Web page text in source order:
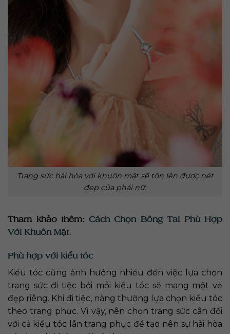
Trang sức hài hòa với khuôn mặt sẽ tôn lên được nét
đẹp của phái nữ.
Tham khảo thêm: Cách Chọn Bông Tai Phù Hợp
Với Khuôn Mặt.
Phù hợp với kiểu tóc
Kiểu tóc cũng ảnh hưởng nhiều đến việc lựa chọn
trang sức đi tiệc bởi mỗi kiểu tóc sẽ mang một vẻ
đẹp riêng. Khi đi tiệc, nàng thường lựa chọn kiểu tóc
theo trang phục. Vì vậy, nên chọn trang sức cân đối
với cả kiểu tóc lẫn trang phục để tạo nên sự hài hòa